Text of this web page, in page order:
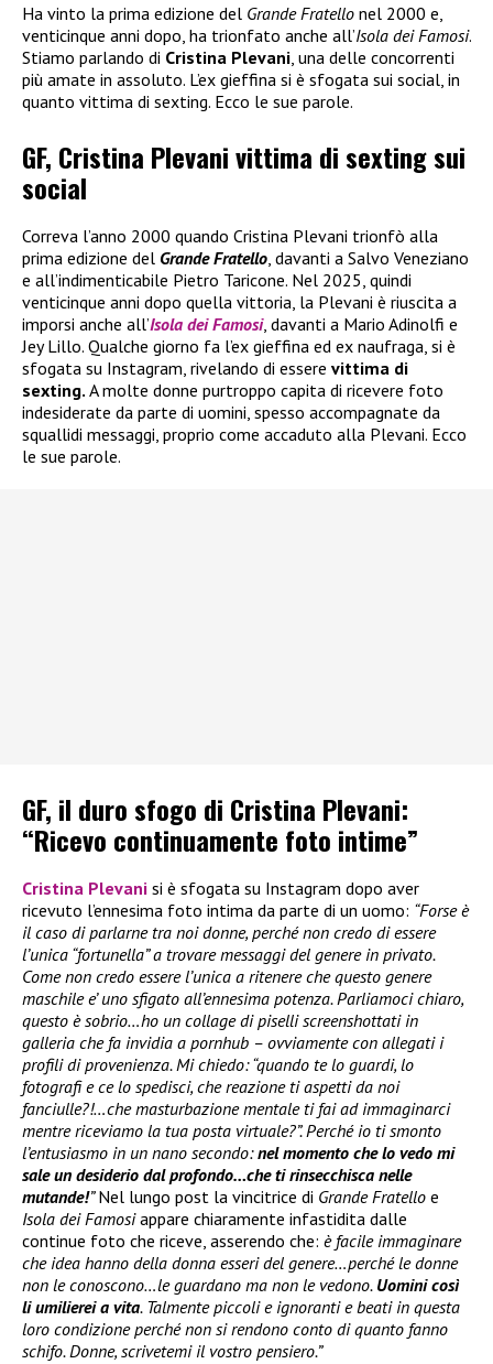
Ha vinto la prima edizione del Grande Fratello nel 2000 e,
venticinque anni dopo, ha trionfato anche all’Isola dei Famosi.
Stiamo parlando di Cristina Plevani , una delle concorrenti
più amate in assoluto. L’ex gieffina si è sfogata sui social, in
quanto vittima di sexting. Ecco le sue parole.
GF, Cristina Plevani vittima di sexting sui
social
Correva l’anno 2000 quando Cristina Plevani trionfò alla
prima edizione del Grande Fratello , davanti a Salvo Veneziano
e all’indimenticabile Pietro Taricone. Nel 2025, quindi
venticinque anni dopo quella vittoria, la Plevani è riuscita a
imporsi anche all’Isola dei Famosi, davanti a Mario Adinolfi e
Jey Lillo. Qualche giorno fa l’ex gieffina ed ex naufraga, si è
sfogata su Instagram, rivelando di essere vittima di
sexting. A molte donne purtroppo capita di ricevere foto
indesiderate da parte di uomini, spesso accompagnate da
squallidi messaggi, proprio come accaduto alla Plevani. Ecco
le sue parole.
GF, il duro sfogo di Cristina Plevani:
“Ricevo continuamente foto intime”
Cristina Plevani si è sfogata su Instagram dopo aver
ricevuto l’ennesima foto intima da parte di un uomo: “Forse è
il caso di parlarne tra noi donne, perché non credo di essere
l’unica “fortunella” a trovare messaggi del genere in privato.
Come non credo essere l’unica a ritenere che questo genere
maschile e’ uno sfigato all’ennesima potenza. Parliamoci chiaro,
questo è sobrio…ho un collage di piselli screenshottati in
galleria che fa invidia a pornhub – ovviamente con allegati i
profili di provenienza. Mi chiedo: “quando te lo guardi, lo
fotografi e ce lo spedisci, che reazione ti aspetti da noi
fanciulle?!…che masturbazione mentale ti fai ad immaginarci
mentre riceviamo la tua posta virtuale?”. Perché io ti smonto
l’entusiasmo in un nano secondo:nel momento che lo vedo mi
sale un desiderio dal profondo…che ti rinsecchisca nelle
mutande!”Nel lungo post la vincitrice di Grande Fratello e
Isola dei Famosiappare chiaramente infastidita dalle
continue foto che riceve, asserendo che: è facile immaginare
che idea hanno della donna esseri del genere…perché le donne
non le conoscono…le guardano ma non le vedono. Uomini così
li umilierei a vita. Talmente piccoli e ignoranti e beati in questa
loro condizione perché non si rendono conto di quanto fanno
schifo. Donne, scrivetemi il vostro pensiero.”